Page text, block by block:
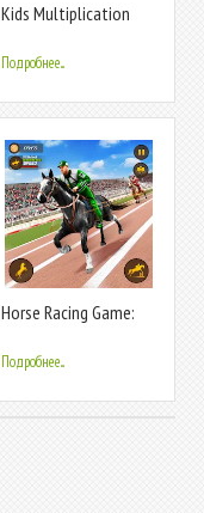
Kids Multiplication
Подробнее...
Horse Racing Game:
Подробнее...